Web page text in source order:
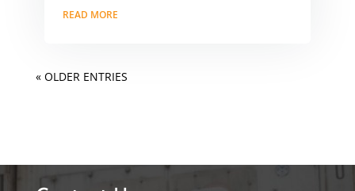
READ MORE
« OLDER ENTRIES